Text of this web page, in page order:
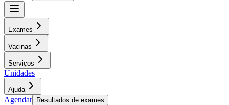
Exames
Vacinas
Serviços
Unidades
Ajuda
Agendar Resultados de exames